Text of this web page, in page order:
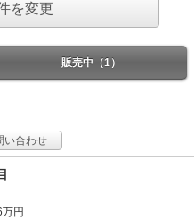
を変更
販売中（1）
い合わせ
円